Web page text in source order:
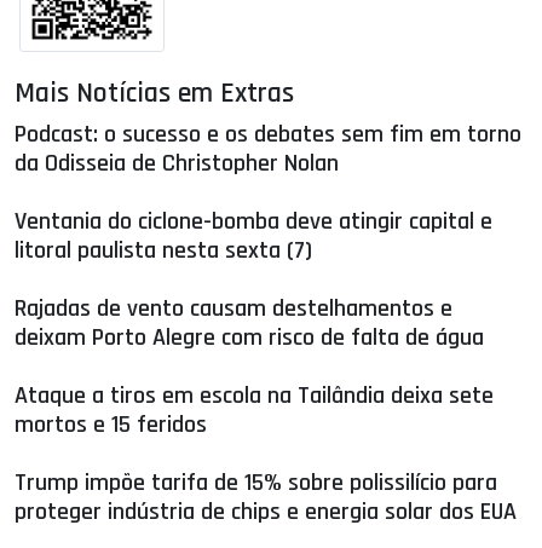
Mais Notícias em Extras
Podcast: o sucesso e os debates sem fim em torno
da Odisseia de Christopher Nolan
Ventania do ciclone-bomba deve atingir capital e
litoral paulista nesta sexta (7)
Rajadas de vento causam destelhamentos e
deixam Porto Alegre com risco de falta de água
Ataque a tiros em escola na Tailândia deixa sete
mortos e 15 feridos
Trump impõe tarifa de 15% sobre polissilício para
proteger indústria de chips e energia solar dos EUA